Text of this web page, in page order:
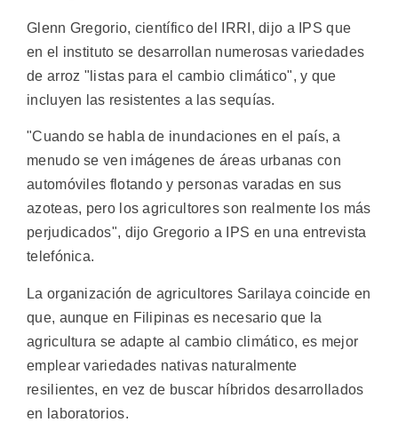
Glenn Gregorio, científico del IRRI, dijo a IPS que
en el instituto se desarrollan numerosas variedades
de arroz "listas para el cambio climático", y que
incluyen las resistentes a las sequías.
"Cuando se habla de inundaciones en el país, a
menudo se ven imágenes de áreas urbanas con
automóviles flotando y personas varadas en sus
azoteas, pero los agricultores son realmente los más
perjudicados", dijo Gregorio a IPS en una entrevista
telefónica.
La organización de agricultores Sarilaya coincide en
que, aunque en Filipinas es necesario que la
agricultura se adapte al cambio climático, es mejor
emplear variedades nativas naturalmente
resilientes, en vez de buscar híbridos desarrollados
en laboratorios.